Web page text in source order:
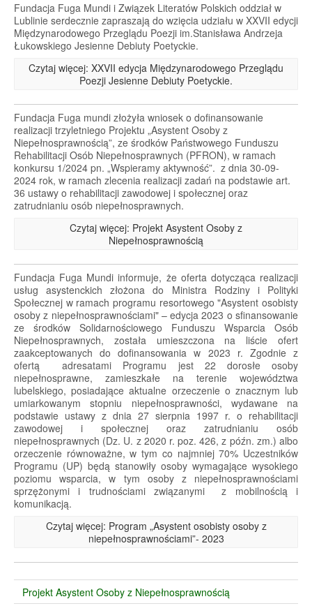
Fundacja Fuga Mundi i Związek Literatów Polskich oddział w
Lublinie serdecznie zapraszają do wzięcia udziału w XXVII edycji
Międzynarodowego Przeglądu Poezji im.Stanisława Andrzeja
Łukowskiego Jesienne Debiuty Poetyckie.
Czytaj więcej: XXVII edycja Międzynarodowego Przeglądu
Poezji Jesienne Debiuty Poetyckie.
Fundacja Fuga mundi złożyła wniosek o dofinansowanie
realizacji trzyletniego Projektu „Asystent Osoby z
Niepełnosprawnością”, ze środków Państwowego Funduszu
Rehabilitacji Osób Niepełnosprawnych (PFRON), w ramach
konkursu 1/2024 pn. „Wspieramy aktywność”. z dnia 30-09-
2024 rok, w ramach zlecenia realizacji zadań na podstawie art.
36 ustawy o rehabilitacji zawodowej i społecznej oraz
zatrudnianiu osób niepełnosprawnych.
Czytaj więcej: Projekt Asystent Osoby z
Niepełnosprawnością
Fundacja Fuga Mundi informuje, że oferta dotycząca realizacji
usług asystenckich złożona do Ministra Rodziny i Polityki
Społecznej w ramach programu resortowego "Asystent osobisty
osoby z niepełnosprawnościami" – edycja 2023 o sfinansowanie
ze środków Solidarnościowego Funduszu Wsparcia Osób
Niepełnosprawnych, została umieszczona na liście ofert
zaakceptowanych do dofinansowania w 2023 r. Zgodnie z
ofertą adresatami Programu jest 22 dorosłe osoby
niepełnosprawne, zamieszkałe na terenie województwa
lubelskiego, posiadające aktualne orzeczenie o znacznym lub
umiarkowanym stopniu niepełnosprawności, wydawane na
podstawie ustawy z dnia 27 sierpnia 1997 r. o rehabilitacji
zawodowej i społecznej oraz zatrudnianiu osób
niepełnosprawnych (Dz. U. z 2020 r. poz. 426, z późn. zm.) albo
orzeczenie równoważne, w tym co najmniej 70% Uczestników
Programu (UP) będą stanowiły osoby wymagające wysokiego
poziomu wsparcia, w tym osoby z niepełnosprawnościami
sprzężonymi i trudnościami związanymi z mobilnością i
komunikacją.
Czytaj więcej: Program „Asystent osobisty osoby z
niepełnosprawnościami”- 2023
Projekt Asystent Osoby z Niepełnosprawnością